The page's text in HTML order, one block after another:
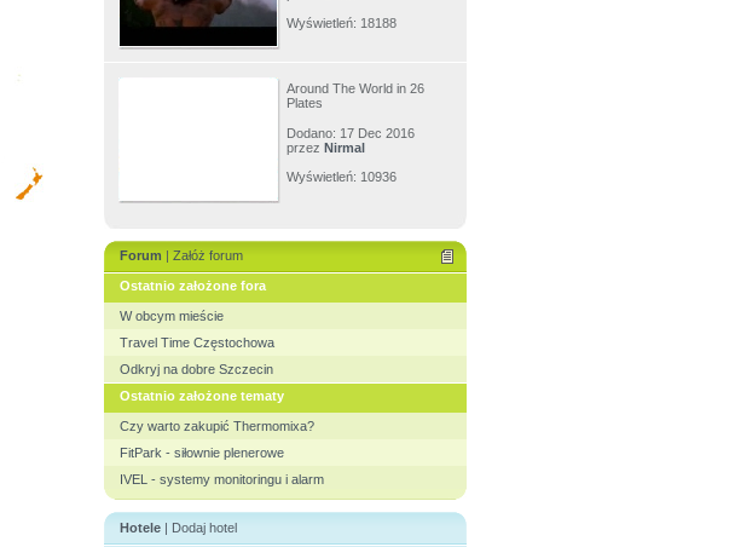
Wyświetleń: 18188
Around The World in 26
Plates
Dodano: 17 Dec 2016
przez Nirmal
Wyświetleń: 10936
Forum | Załóż forum
Ostatnio założone fora
W obcym mieście
Travel Time Częstochowa
Odkryj na dobre Szczecin
Ostatnio założone tematy
Czy warto zakupić Thermomixa?
FitPark - siłownie plenerowe
IVEL - systemy monitoringu i alarm
Hotele | Dodaj hotel